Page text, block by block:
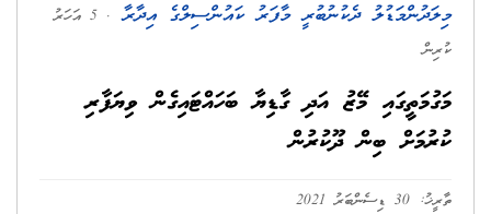
މިލަދުންމަޑުލު ދެކުނުބުރީ މާފަރު ކައުންސިލްގެ އިދާރާ
. 5 އަހަރު
ކުރިން
މަގުމަތީގައި މޭޒު އަދި ގާޑިޔާ ބަހައްޓައިގެން ވިޔަފާރި
ކުރުމަށް ބިން ދޫކުރުން
ތާރީޚު: 30 ޑިސެންބަރު 2021